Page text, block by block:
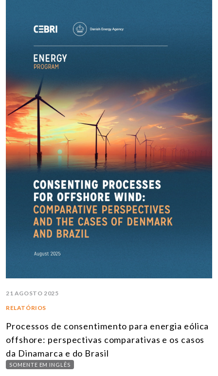
21 AGOSTO 2025
RELATÓRIOS
Processos de consentimento para energia eólica
offshore: perspectivas comparativas e os casos
da Dinamarca e do Brasil
SOMENTE EM INGLÊS